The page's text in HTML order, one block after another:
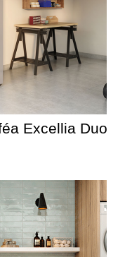
Excellia Duo